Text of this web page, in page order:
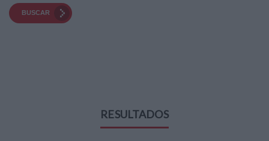
BUSCAR
RESULTADOS